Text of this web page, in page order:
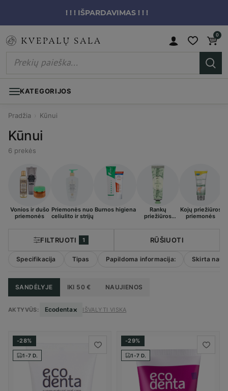
! ! ! IŠPARDAVIMAS ! ! !
0
KATEGORIJOS
Pradžia Kūnui
Kūnui
6 prekės
Vonios ir dušo
priemonės
Priemonės nuo
celiulito ir strijų
Burnos higiena
Rankų
priežiūros
Kojų priežiūros
priemonės
FILTRUOTI 1
Specifikacija Tipas Papildoma informacija: Skirta
RŪŠIUOTI
SANDĖLYJE IKI 50 € NAUJIENOS
AKTYVŪS: Ecodenta× IŠVALYTI VISKĄ
-28%
1-7 D.
-29%
1-7 D.